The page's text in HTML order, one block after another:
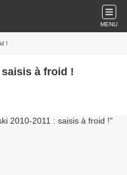
MENU
!
saisis à froid !